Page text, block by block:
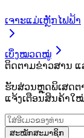
ເຈາະແມ່ເຫຼັກໄຟຟ້າ
ເບິ່ງໝວດໝູ່
ຕິດຕາມຂ່າວສານ
ຮັບສ່ວນຫຼຸດພິເສດຕ
ແຈ້ງເຕືອນສິນຄ້າໃ
ສະໝັກສະມາຊິກ